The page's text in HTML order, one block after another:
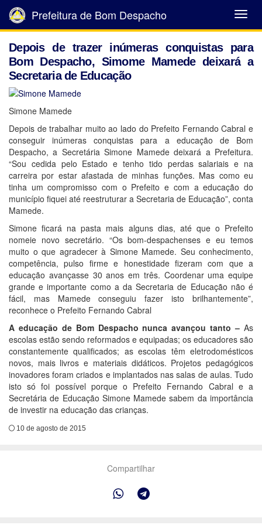
Abrir
Menu
Prefeitura de Bom Despacho
Depois de trazer inúmeras conquistas para
Bom Despacho, Simome Mamede deixará a
Secretaria de Educação
Simone Mamede
Depois de trabalhar muito ao lado do Prefeito Fernando Cabral e
conseguir inúmeras conquistas para a educação de Bom
Despacho, a Secretária Simone Mamede deixará a Prefeitura.
“Sou cedida pelo Estado e tenho tido perdas salariais e na
carreira por estar afastada de minhas funções. Mas como eu
tinha um compromisso com o Prefeito e com a educação do
município fiquei até reestruturar a Secretaria de Educação”, conta
Mamede.
Simone ficará na pasta mais alguns dias, até que o Prefeito
nomeie novo secretário. “Os bom-despachenses e eu temos
muito o que agradecer à Simone Mamede. Seu conhecimento,
competência, pulso firme e honestidade fizeram com que a
educação avançasse 30 anos em três. Coordenar uma equipe
grande e importante como a da Secretaria de Educação não é
fácil, mas Mamede conseguiu fazer isto brilhantemente”,
reconhece o Prefeito Fernando Cabral
A educação de Bom Despacho nunca avançou tanto – As
escolas estão sendo reformados e equipadas; os educadores são
constantemente qualificados; as escolas têm eletrodomésticos
novos, mais livros e materiais didáticos. Projetos pedagógicos
inovadores foram criados e implantados nas salas de aulas. Tudo
isto só foi possível porque o Prefeito Fernando Cabral e a
Secretária de Educação Simone Mamede sabem da importância
de investir na educação das crianças.
10 de agosto de 2015
Compartilhar